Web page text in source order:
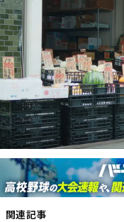
関連記事